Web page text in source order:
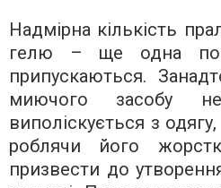
Надмірна кількість
гелю – ще одна
припускаються.
миючого засобу
виполіскується з
роблячи його
призвести до